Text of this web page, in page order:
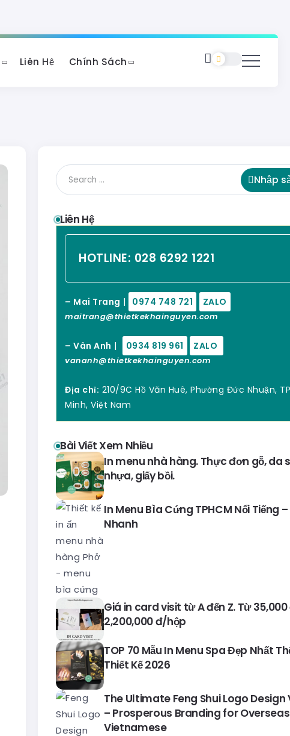
Liên Hệ Chính Sách
Nhập
Liên Hệ
HOTLINE: 028 6292 1221
– Mai Trang | 0974 748 721 ZALO
maitrang@thietkekhainguyen.com
– Vân Anh | 0934 819 961 ZALO
vananh@thietkekhainguyen.com
Địa chỉ: 210/9C Hồ Văn Huê, Phường Đức Nhuận,
Minh, Việt Nam
Bài Viết Xem Nhiều
In menu nhà hàng. Thực đơn gỗ, da
nhựa, giấy bồi.
In Menu Bìa Cứng TPHCM Nổi Tiếng
Nhanh
Giá in card visit từ A đến Z. Từ
2,200,000 đ/hộp
TOP 70 Mẫu In Menu Spa Đẹp Nhất
Thiết Kế 2026
The Ultimate Feng Shui Logo
– Prosperous Branding for Overseas
Vietnamese